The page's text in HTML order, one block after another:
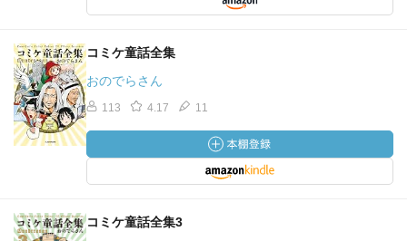
コミケ童話全集
おのでらさん
113 4.17 11
コミケ童話全集3